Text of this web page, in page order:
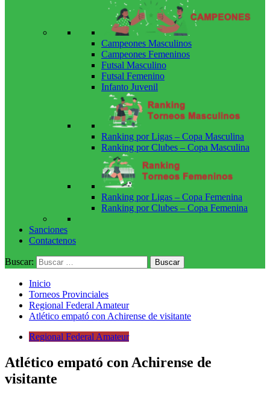
Campeones Masculinos
Campeones Femeninos
Futsal Masculino
Futsal Femenino
Infanto Juvenil
Ranking por Ligas – Copa Masculina
Ranking por Clubes – Copa Masculina
Ranking por Ligas – Copa Femenina
Ranking por Clubes – Copa Femenina
Sanciones
Contactenos
Buscar:
Inicio
Torneos Provinciales
Regional Federal Amateur
Atlético empató con Achirense de visitante
Regional Federal Amateur
Atlético empató con Achirense de
visitante